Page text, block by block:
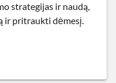
strategijas ir naudą,
ir pritraukti dėmesį.